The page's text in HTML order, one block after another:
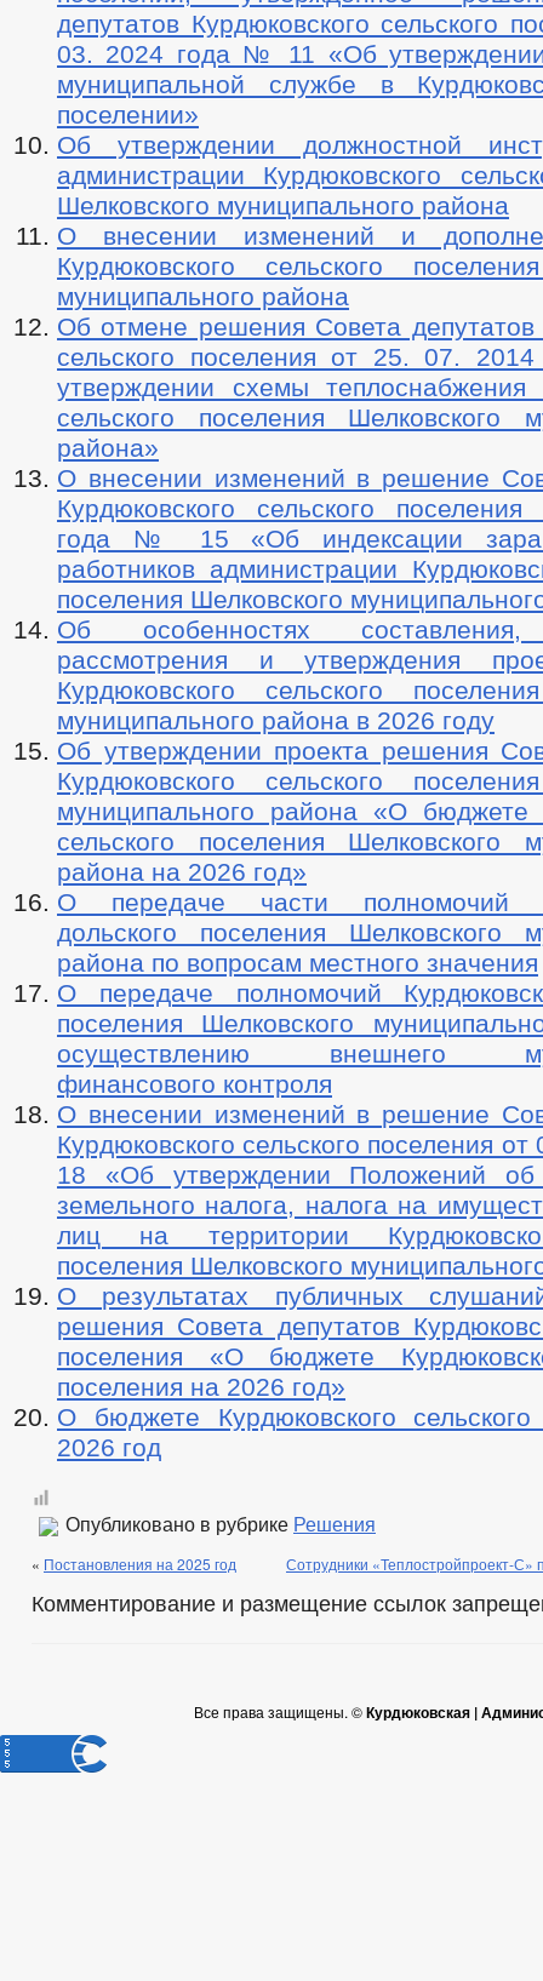
депутатов Курдюковского сельского
03. 2024 года № 11 «Об
муниципальной службе в
поселении»
Об утверждении должностной
администрации Курдюковского
Шелковского муниципального района
О внесении изменений и
Курдюковского сельского
муниципального района
Об отмене решения Совета депутатов
сельского поселения от 25. 07.
утверждении схемы теплоснабжения
сельского поселения Шелковского
района»
О внесении изменений в решение
Курдюковского сельского
года № 15 «Об индексации
работников администрации
поселения Шелковского
Об особенностях составления,
рассмотрения и утверждения
Курдюковского сельского
муниципального района в 2026 году
Об утверждении проекта решения
Курдюковского сельского
муниципального района «О бюджете
сельского поселения Шелковского
района на 2026 год»
О передаче части полномочий
дольского поселения Шелковского
района пo вопросам местного значения
О передаче полномочий
поселения Шелковского
осуществлению внешнего
финансового контроля
О внесении изменений в решение
Курдюковского сельского поселения
18 «Об утверждении Положений об
земельного налога, налога на
лиц на территории
поселения Шелковского
О результатах публичных
решения Совета депутатов
поселения «О бюджете
поселения на 2026 год»
О бюджете Курдюковского
2026 год
Опубликовано в рубрике Решения
« Постановления на 2025 год Сотрудники «Теплостройпроект-С»
Комментирование и размещение ссылок
Все права защищены. ©Курдюковская |